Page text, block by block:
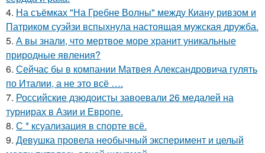
4. На съёмках "На Гребне Волны" между Киану ривзом и
Патриком суэйзи вспыхнула настоящая мужская дружба.
5. А вы знали, что мертвое море хранит уникальные
природные явления?
6. Сейчас бы в компании Матвея Александровича гулять
по Италии, а не это всё ….
7. Российские дзюдоисты завоевали 26 медалей на
турнирах в Азии и Европе.
8. С * ксуализация в спорте всё.
9. Девушка провела необычный эксперимент и целый